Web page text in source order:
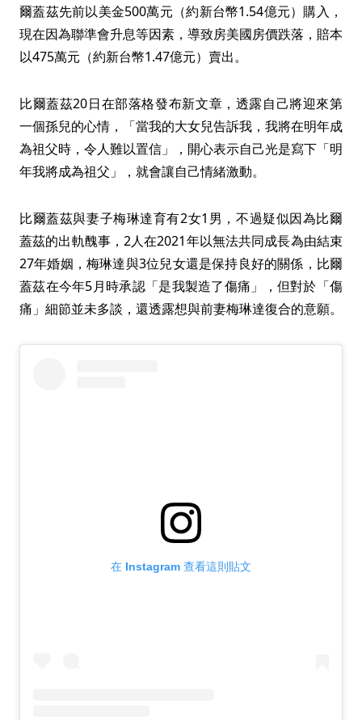
爾蓋茲先前以美金500萬元（約新台幣1.54億元）購入，
現在因為聯準會升息等因素，導致房美國房價跌落，賠本
以475萬元（約新台幣1.47億元）賣出。
比爾蓋茲20日在部落格發布新文章，透露自己將迎來第
一個孫兒的心情，「當我的大女兒告訴我，我將在明年成
為祖父時，令人難以置信」，開心表示自己光是寫下「明
年我將成為祖父」，就會讓自己情緒激動。
比爾蓋茲與妻子梅琳達育有2女1男，不過疑似因為比爾
蓋茲的出軌醜事，2人在2021年以無法共同成長為由結束
27年婚姻，梅琳達與3位兒女還是保持良好的關係，比爾
蓋茲在今年5月時承認「是我製造了傷痛」，但對於「傷
痛」細節並未多談，還透露想與前妻梅琳達復合的意願。
在 Instagram 查看這則貼文